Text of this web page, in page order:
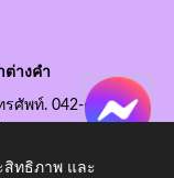
ต่างคำ
ศัพท์. 042-490845
สิทธิภาพ และ